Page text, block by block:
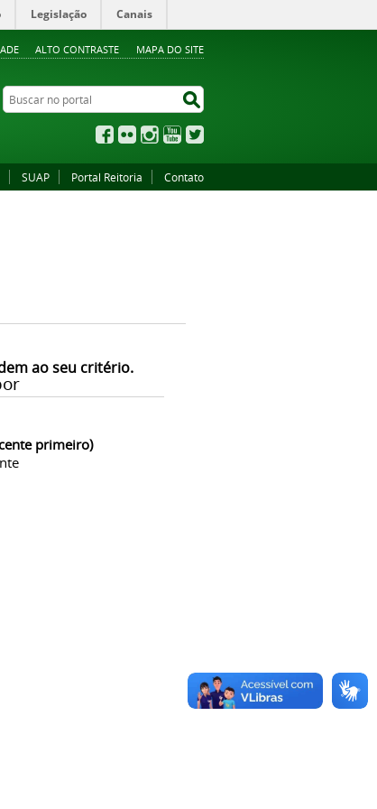
ALTO CONTRASTE MAPA DO SITE
Legislação Canais
Buscar no portal
Facebook
Flickr InstagramYouTube
SUAP Portal Reitoria Contato
ao seu critério.
primeiro)